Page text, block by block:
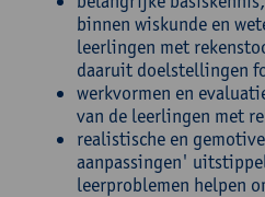
binnen wiskunde en
leerlingen met
daaruit doelstellingen
werkvormen en
van de leerlingen met
realistische en
aanpassingen'
leerproblemen helpen